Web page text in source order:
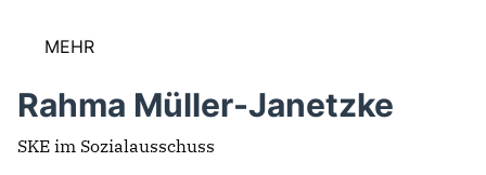
MEHR
Rahma Müller-Janetzke
SKE im Sozialausschuss